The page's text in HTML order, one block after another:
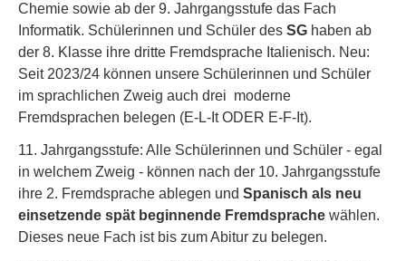
Chemie sowie ab der 9. Jahrgangsstufe das Fach
Informatik. Schülerinnen und Schüler des SG haben ab
der 8. Klasse ihre dritte Fremdsprache Italienisch. Neu:
Seit 2023/24 können unsere Schülerinnen und Schüler
im sprachlichen Zweig auch drei moderne
Fremdsprachen belegen (E-L-It ODER E-F-It).
11. Jahrgangsstufe: Alle Schülerinnen und Schüler - egal
in welchem Zweig - können nach der 10. Jahrgangsstufe
ihre 2. Fremdsprache ablegen und Spanisch als neu
einsetzende spät beginnende Fremdsprache wählen.
Dieses neue Fach ist bis zum Abitur zu belegen.